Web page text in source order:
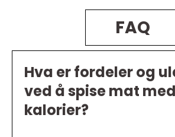
FAQ
Hva er fordeler og
ved å spise mat
kalorier?